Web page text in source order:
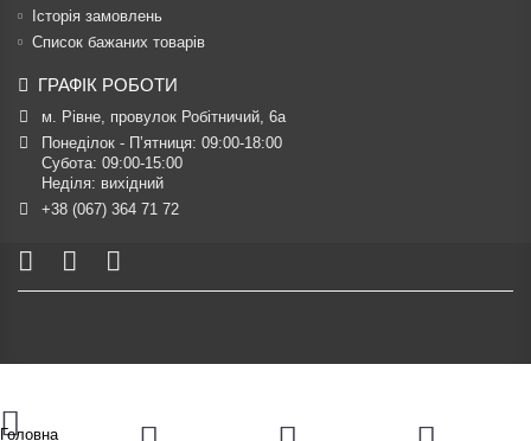
Історія замовлень
Список бажаних товарів
ГРАФІК РОБОТИ
м. Рівне, провулок Робітничий, 6а
Понеділок - П’ятниця: 09:00-18:00
Субота: 09:00-15:00
Неділя: вихідний
+38 (067) 364 71 72
Головна